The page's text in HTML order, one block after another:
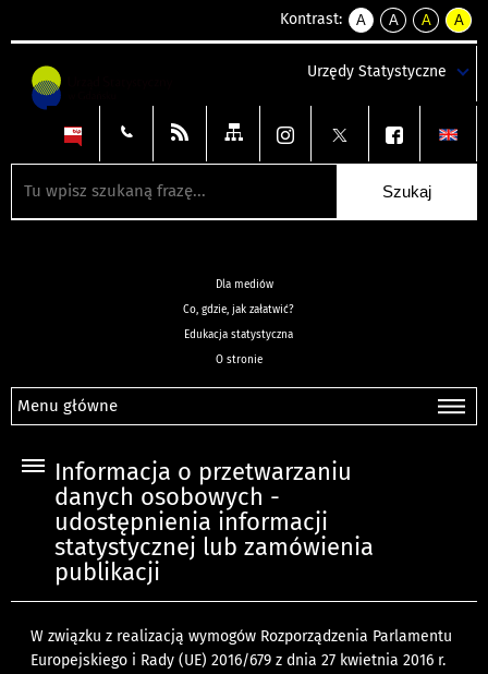
Kontrast:
A
kontrast
A
kontrast
tekst
czarnym
A
kontrast
tekst
czarnym
A
tekst
żółtym
Urzędy Statystyczne
Dla mediów
Co, gdzie, jak załatwić?
Edukacja statystyczna
O stronie
Menu główne
Informacja o przetwarzaniu
danych osobowych -
udostępnienia informacji
statystycznej lub zamówienia
publikacji
W związku z realizacją wymogów Rozporządzenia Parlamentu
Europejskiego i Rady (UE) 2016/679 z dnia 27 kwietnia 2016 r.